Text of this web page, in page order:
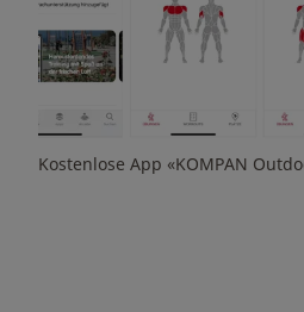
Kostenlose App «KOMPAN